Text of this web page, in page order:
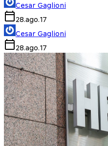
Cesar Gaglioni
28.ago.17
Cesar Gaglioni
28.ago.17